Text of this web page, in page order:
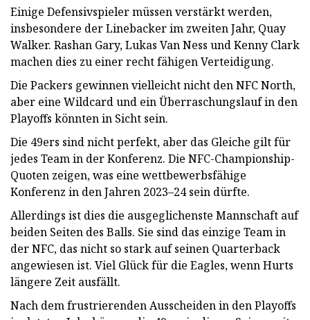
Einige Defensivspieler müssen verstärkt werden,
insbesondere der Linebacker im zweiten Jahr, Quay
Walker. Rashan Gary, Lukas Van Ness und Kenny Clark
machen dies zu einer recht fähigen Verteidigung.
Die Packers gewinnen vielleicht nicht den NFC North,
aber eine Wildcard und ein Überraschungslauf in den
Playoffs könnten in Sicht sein.
Die 49ers sind nicht perfekt, aber das Gleiche gilt für
jedes Team in der Konferenz. Die NFC-Championship-
Quoten zeigen, was eine wettbewerbsfähige
Konferenz in den Jahren 2023–24 sein dürfte.
Allerdings ist dies die ausgeglichenste Mannschaft auf
beiden Seiten des Balls. Sie sind das einzige Team in
der NFC, das nicht so stark auf seinen Quarterback
angewiesen ist. Viel Glück für die Eagles, wenn Hurts
längere Zeit ausfällt.
Nach dem frustrierenden Ausscheiden in den Playoffs